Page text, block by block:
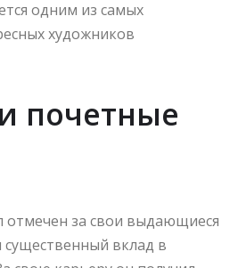
одним из самых
художников
почетные
за свои выдающиеся
вклад в